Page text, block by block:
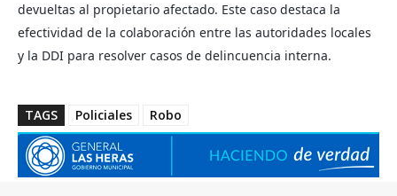
devueltas al propietario afectado. Este caso destaca la
efectividad de la colaboración entre las autoridades locales
y la DDI para resolver casos de delincuencia interna.
TAGS Policiales Robo